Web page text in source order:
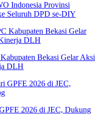
Indonesia Provinsi
Seluruh DPD se-DIY
Bekasi Gelar Aksi
DLH
2026 di JEC, Dukung